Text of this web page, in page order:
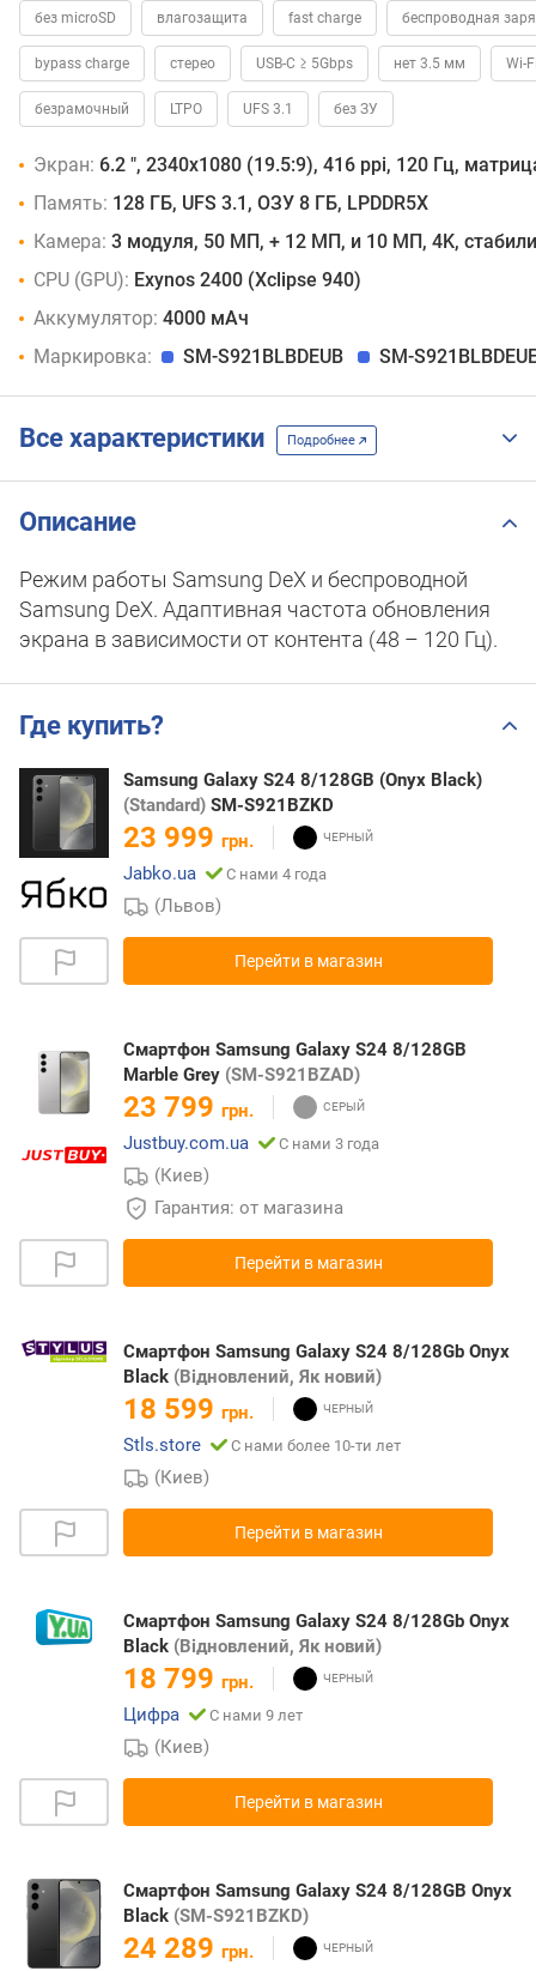
без microSD влагозащита fast charge беспроводная
bypass charge стерео USB-C ≥ 5Gbps нет 3.5 мм Wi-
безрамочный LTPO UFS 3.1 без ЗУ
Экран: 6.2 ", 2340x1080 (19.5:9), 416 ppi, 120 Гц,
Память: 128 ГБ, UFS 3.1, ОЗУ 8 ГБ, LPDDR5X
Камера: 3 модуля, 50 МП, + 12 МП, и 10 МП, 4K,
CPU (GPU): Exynos 2400 (Xclipse 940)
Аккумулятор: 4000 мАч
Маркировка:
SM-S921BLBDEUB SM-
Все характеристики Подробнее
Описание
Режим работы Samsung DeX и беспроводной
Samsung DeX. Адаптивная частота обновления
экрана в зависимости от контента (48 – 120 Гц).
Где купить?
Samsung Galaxy S24 8/128GB (Onyx Black)
(Standard) SM-S921BZKD
23 999 грн.
Jabko.ua
С нами 4 года
(Львов)
Перейти в магазин
Смартфон Samsung Galaxy S24 8/128GB
Marble Grey (SM-S921BZAD)
23 799 грн.
Justbuy.com.ua
С нами 3 года
(Киев)
Гарантия: от магазина
Перейти в магазин
Смартфон Samsung Galaxy S24 8/128Gb Onyx
Black (Відновлений, Як новий)
18 599 грн.
Stls.store
С нами более 10-ти лет
(Киев)
Перейти в магазин
Смартфон Samsung Galaxy S24 8/128Gb Onyx
Black (Відновлений, Як новий)
18 799 грн.
Цифра
С нами 9 лет
(Киев)
Перейти в магазин
Смартфон Samsung Galaxy S24 8/128GB Onyx
Black (SM-S921BZKD)
24 289 грн.